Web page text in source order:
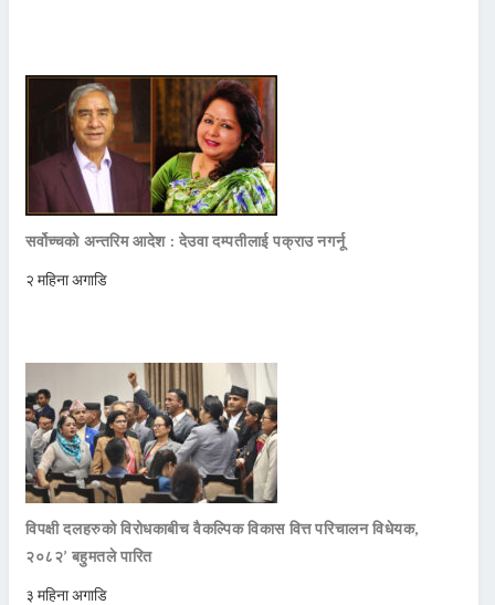
सर्वोच्चको अन्तरिम आदेश : देउवा दम्पतीलाई पक्राउ नगर्नू
२ महिना अगाडि
विपक्षी दलहरुको विरोधकाबीच वैकल्पिक विकास वित्त परिचालन विधेयक,
२०८२’ बहुमतले पारित
३ महिना अगाडि